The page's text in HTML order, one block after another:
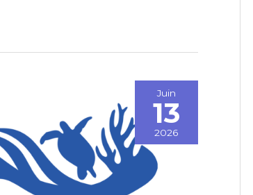
Juin
13
2026